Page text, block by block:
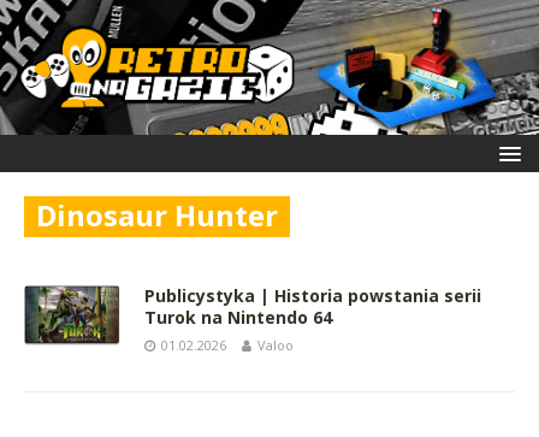
Dinosaur Hunter
Publicystyka | Historia powstania serii
Turok na Nintendo 64
01.02.2026 Valoo